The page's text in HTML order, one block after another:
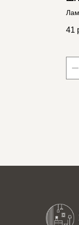
41